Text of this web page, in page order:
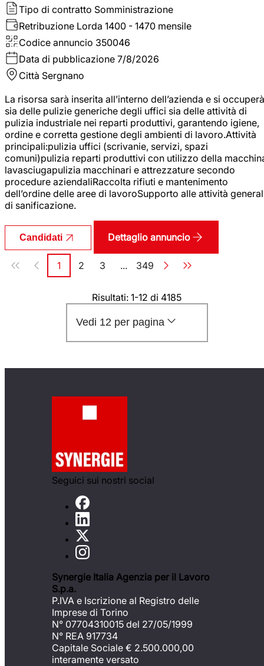
Tipo di contratto Somministrazione
Retribuzione Lorda 1400 - 1470 mensile
Codice annuncio 350046
Data di pubblicazione 7/8/2026
Città Sergnano
La risorsa sarà inserita all’interno dell’azienda e si occuperà
sia delle pulizie generiche degli uffici sia delle attività di
pulizia industriale nei reparti produttivi, garantendo igiene,
ordine e corretta gestione degli ambienti di lavoro.Attività
principali:pulizia uffici (scrivanie, servizi, spazi
comuni)pulizia reparti produttivi con utilizzo della
lavasciugapulizia macchinari e attrezzature secondo
procedure aziendaliRaccolta rifiuti e mantenimento
dell’ordine delle aree di lavoroSupporto alle attività
di sanificazione.
Candidati Dettaglio annuncio
Paginazione
Pagina
1 Pagina
2 Pagina
3 ... Pagina
349
Risultati: 1-12 di 4185
Vedi 12 per pagina
Seguici sui nostri social
Synergie Italia Agenzia per il Lavoro
S.p.a.
P.IVA e Iscrizione al Registro delle
Imprese di Torino
N° 07704310015 del 27/05/1999
N° REA 917734
Capitale Sociale € 2.500.000,00
interamente versato